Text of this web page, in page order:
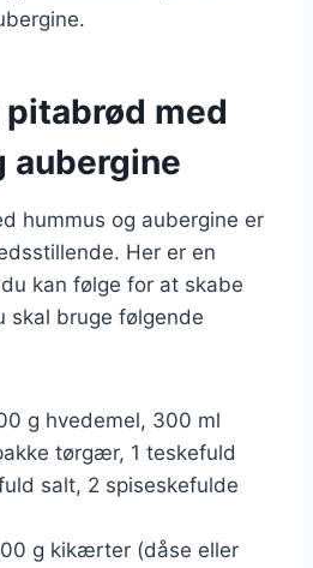
med
aubergine
hummus og aubergine er
Her er en
kan følge for at skabe
skal bruge følgende
g hvedemel, 300 ml
tørgær, 1 teskefuld
salt, 2 spiseskefulde
g kikærter (dåse eller